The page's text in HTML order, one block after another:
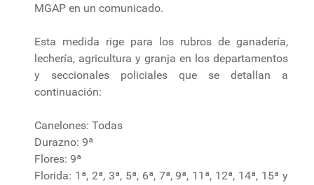
MGAP en un comunicado.
Esta medida rige para los rubros de ganadería,
lechería, agricultura y granja en los departamentos
y seccionales policiales que se detallan a
continuación:
Canelones: Todas
Durazno: 9ª
Flores: 9ª
Florida: 1ª, 2ª, 3ª, 5ª, 6ª, 7ª, 9ª, 11ª, 12ª, 14ª, 15ª y